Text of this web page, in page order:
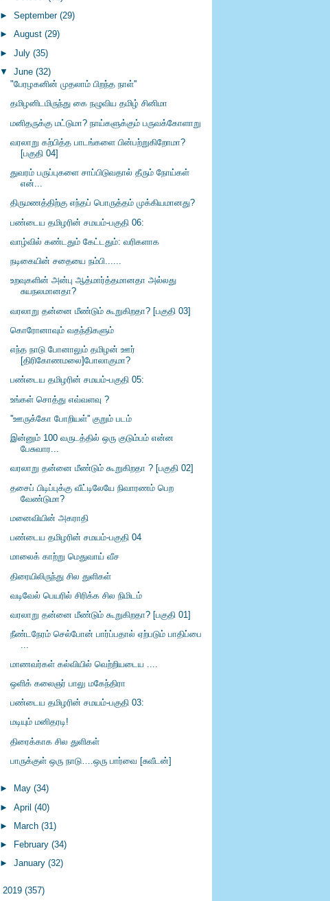
► September (29)
► August (29)
► July (35)
▼ June (32)
"பேரழகனின் முதலாம் பிறந்த நாள்''
தமிழனிடமிருந்து கை நழுவிய தமிழ் சினிமா
மனிதருக்கு மட்டுமா? நாய்களுக்கும் பருவக்கோளாறு
வரலாறு கற்பித்த பாடங்களை பின்பற்றுகிறோமா?
[பகுதி 04]
துவரம் பருப்புகளை சாப்பிடுவதால் தீரும் நோய்கள்
என்...
திருமணத்திற்கு எந்தப் பொருத்தம் முக்கியமானது?
பண்டைய தமிழரின் சமயம்-பகுதி 06:
வாழ்வில் கண்டதும் கேட்டதும்: வரிகளாக
நடிகையின் சதையை நம்பி......
உறவுகளின் அன்பு ஆத்மார்த்தமானதா அல்லது
சுயநலமானதா?
வரலாறு தன்னை மீண்டும் கூறுகிறதா? [பகுதி 03]
கொரோனாவும் வதந்திகளும்
எந்த நாடு போனாலும் தமிழன் ஊர்
[திரிகோணமலை]போலாகுமா?
பண்டைய தமிழரின் சமயம்-பகுதி 05:
உங்கள் சொத்து எவ்வளவு ?
''ஊருக்கோ போறியள்'' குறும் படம்
இன்னும் 100 வருடத்தில் ஒரு குடும்பம் என்ன
பேசுவார...
வரலாறு தன்னை மீண்டும் கூறுகிறதா ? [பகுதி 02]
தசைப் பிடிப்புக்கு வீட்டிலேயே நிவாரணம் பெற
வேண்டுமா?
மனைவியின் அகராதி
பண்டைய தமிழரின் சமயம்-பகுதி 04
மாலைக் காற்று மெதுவாய் வீச
திரையிலிருந்து சில துளிகள்
வடிவேல் பெயரில் சிரிக்க சில நிமிடம்
வரலாறு தன்னை மீண்டும் கூறுகிறதா? [பகுதி 01]
நீண்டநேரம் செல்போன் பார்ப்பதால் ஏற்படும் பாதிப்பை
...
மாணவர்கள் கல்வியில் வெற்றியடைய ....
ஒளிக் கலைஞர் பாலு மகேந்திரா
பண்டைய தமிழரின் சமயம்-பகுதி 03:
மடியும் மனிதரடி!
திரைக்காக சில துளிகள்
பாருக்குள் ஒரு நாடு….ஒரு பார்வை [சுவீடன்]
► May (34)
► April (40)
►
March (31)
►
February (34)
► January (32)
2019 (357)